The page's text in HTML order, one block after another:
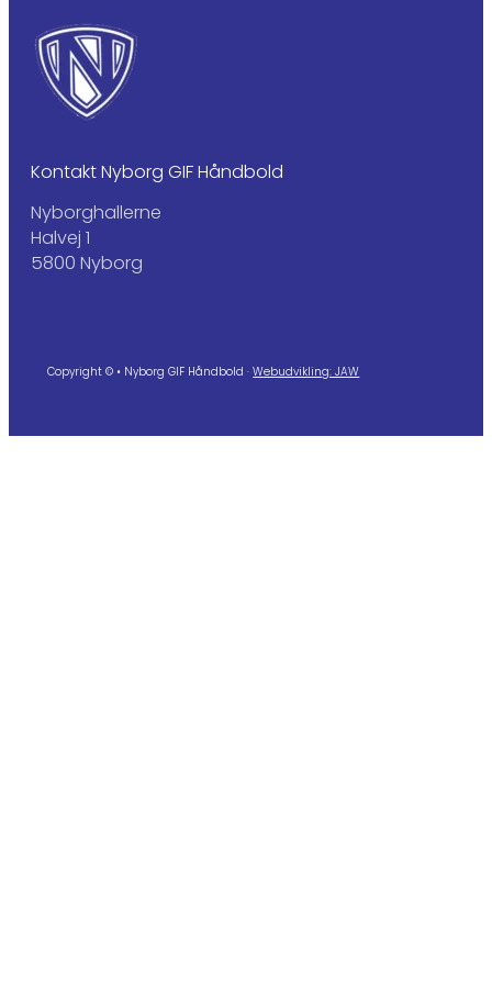
Kontakt Nyborg GIF Håndbold
Nyborghallerne
Halvej 1
5800 Nyborg
Copyright © • Nyborg GIF Håndbold ·Webudvikling: JAW